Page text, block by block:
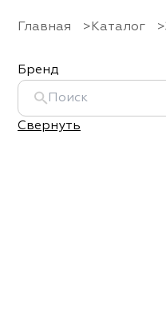
Главная Каталог
Бренд
Свернуть